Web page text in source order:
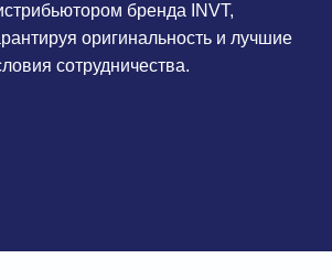
бренда INVT,
оригинальность и лучшие
сотрудничества.